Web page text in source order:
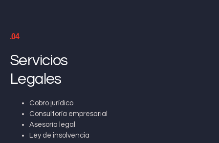
.04
Servicios
Legales
Cobro jurídico
Consultoría empresarial
Asesoría legal
Ley de insolvencia